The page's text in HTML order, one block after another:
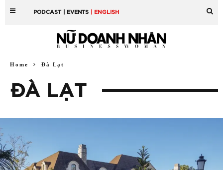
PODCAST | EVENTS | ENGLISH
Home Đà Lạt
ĐÀ LẠT